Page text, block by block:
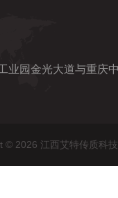
业园金光大道与重庆
© 2026 江西艾特传质科